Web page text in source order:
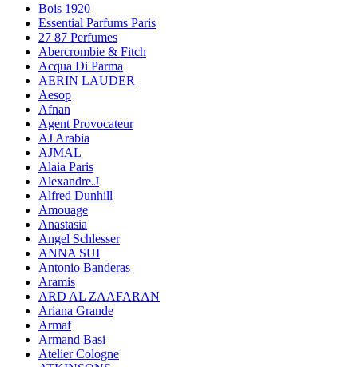
Bois 1920
Essential Parfums Paris
27 87 Perfumes
Abercrombie & Fitch
Acqua Di Parma
AERIN LAUDER
Aesop
Afnan
Agent Provocateur
AJ Arabia
AJMAL
Alaia Paris
Alexandre.J
Alfred Dunhill
Amouage
Anastasia
Angel Schlesser
ANNA SUI
Antonio Banderas
Aramis
ARD AL ZAAFARAN
Ariana Grande
Armaf
Armand Basi
Atelier Cologne